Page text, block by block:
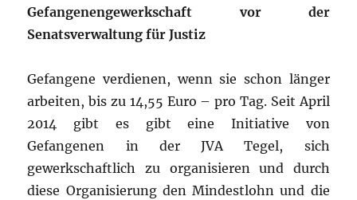
Gefangenengewerkschaft vor der
Senatsverwaltung für Justiz
Gefangene verdienen, wenn sie schon länger
arbeiten, bis zu 14,55 Euro – pro Tag. Seit April
2014 gibt es gibt eine Initiative von
Gefangenen in der JVA Tegel, sich
gewerkschaftlich zu organisieren und durch
diese Organisierung den Mindestlohn und die